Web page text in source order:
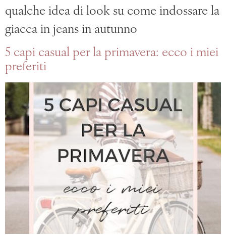
qualche idea di look su come indossare la
giacca in jeans in autunno
5 capi casual per la primavera: ecco i miei
preferiti